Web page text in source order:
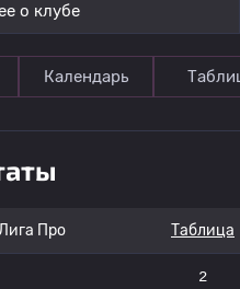
о клубе
Календарь
Про Таблица
2